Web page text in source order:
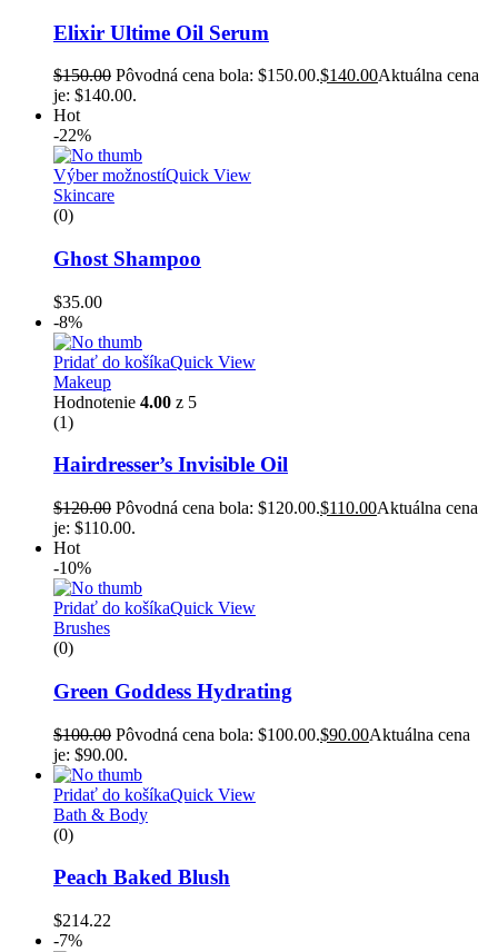
Elixir Ultime Oil Serum
$150.00 Pôvodná cena bola: $150.00.$140.00Aktuálna cena
je: $140.00.
Hot
-22%
Výber možnostíQuick View
Skincare
(0)
Ghost Shampoo
$35.00
-8%
Pridať do košíkaQuick View
Makeup
Hodnotenie 4.00 z 5
(1)
Hairdresser’s Invisible Oil
$120.00 Pôvodná cena bola: $120.00.$110.00Aktuálna cena
je: $110.00.
Hot
-10%
Pridať do košíkaQuick View
Brushes
(0)
Green Goddess Hydrating
$100.00 Pôvodná cena bola: $100.00.$90.00Aktuálna cena
je: $90.00.
Pridať do košíkaQuick View
Bath & Body
(0)
Peach Baked Blush
$214.22
-7%